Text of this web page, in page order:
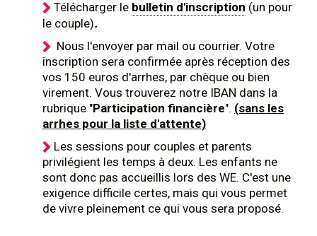
Télécharger le bulletin d'inscription (un pour
le couple).
Nous l'envoyer par mail ou courrier. Votre
inscription sera confirmée après réception des
vos 150 euros d'arrhes, par chèque ou bien
virement. Vous trouverez notre IBAN dans la
rubrique "Participation financière". (sans les
arrhes pour la liste d'attente)
Les sessions pour couples et parents
privilégient les temps à deux. Les enfants ne
sont donc pas accueillis lors des WE. C'est une
exigence difficile certes, mais qui vous permet
de vivre pleinement ce qui vous sera proposé.